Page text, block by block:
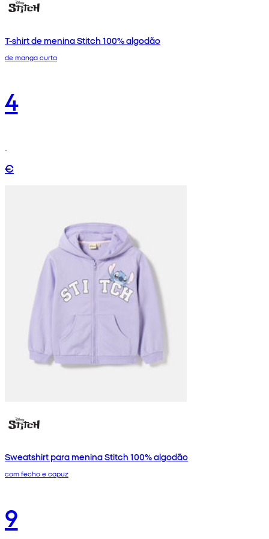
T-shirt de menina Stitch 100% algodão
de manga curta
4
€
Sweatshirt para menina Stitch 100% algodão
com fecho e capuz
9